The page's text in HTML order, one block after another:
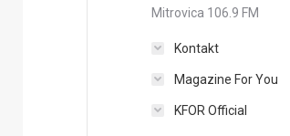
Mitrovica 106.9 FM
Kontakt
Magazine For You
KFOR Official